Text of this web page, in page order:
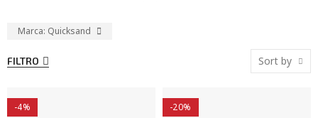
Marca: Quicksand
FILTRO Sort by
-4% -20%